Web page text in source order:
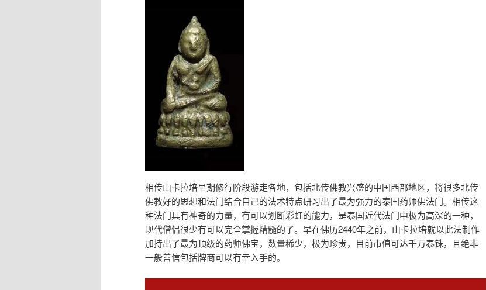
相传山卡拉培早期修行阶段游走各地，包括北传佛教兴盛的中国西部地区，将很多北传
佛教好的思想和法门结合自己的法术特点研习出了最为强力的泰国药师佛法门。相传这
种法门具有神奇的力量，有可以划断彩虹的能力，是泰国近代法门中极为高深的一种，
现代僧侣很少有可以完全掌握精髓的了。早在佛历2440年之前，山卡拉培就以此法制作
加持出了最为顶级的药师佛宝，数量稀少，极为珍贵，目前市值可达千万泰铢，且绝非
一般善信包括牌商可以有幸入手的。